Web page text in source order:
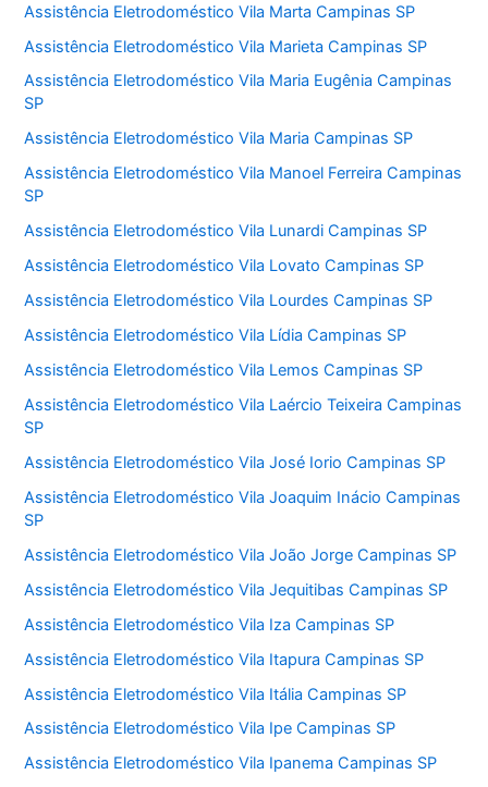
Assistência Eletrodoméstico Vila Marta Campinas SP
Assistência Eletrodoméstico Vila Marieta Campinas SP
Assistência Eletrodoméstico Vila Maria Eugênia Campinas
SP
Assistência Eletrodoméstico Vila Maria Campinas SP
Assistência Eletrodoméstico Vila Manoel Ferreira Campinas
SP
Assistência Eletrodoméstico Vila Lunardi Campinas SP
Assistência Eletrodoméstico Vila Lovato Campinas SP
Assistência Eletrodoméstico Vila Lourdes Campinas SP
Assistência Eletrodoméstico Vila Lídia Campinas SP
Assistência Eletrodoméstico Vila Lemos Campinas SP
Assistência Eletrodoméstico Vila Laércio Teixeira Campinas
SP
Assistência Eletrodoméstico Vila José Iorio Campinas SP
Assistência Eletrodoméstico Vila Joaquim Inácio Campinas
SP
Assistência Eletrodoméstico Vila João Jorge Campinas SP
Assistência Eletrodoméstico Vila Jequitibas Campinas SP
Assistência Eletrodoméstico Vila Iza Campinas SP
Assistência Eletrodoméstico Vila Itapura Campinas SP
Assistência Eletrodoméstico Vila Itália Campinas SP
Assistência Eletrodoméstico Vila Ipe Campinas SP
Assistência Eletrodoméstico Vila Ipanema Campinas SP